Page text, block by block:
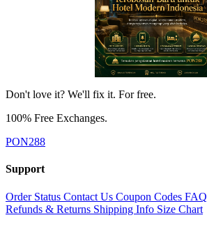
Don't love it? We'll fix it. For free.
100% Free Exchanges.
PON288
Support
Order Status Contact Us Coupon Codes FAQ
Refunds & Returns Shipping Info Size Chart